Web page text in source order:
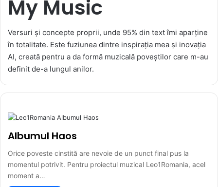
My Music
Versuri și concepte proprii, unde 95% din text îmi aparține
în totalitate. Este fuziunea dintre inspirația mea și inovația
AI, creată pentru a da formă muzicală poveștilor care m-au
definit de-a lungul anilor.
Albumul Haos
Orice poveste cinstită are nevoie de un punct final pus la
momentul potrivit. Pentru proiectul muzical Leo1Romania, acel
moment a…